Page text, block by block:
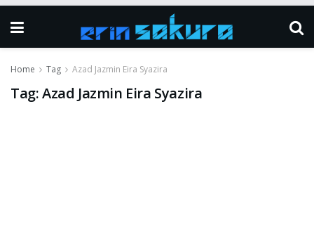
Home Tag Azad Jazmin Eira Syazira
Tag:Azad Jazmin Eira Syazira